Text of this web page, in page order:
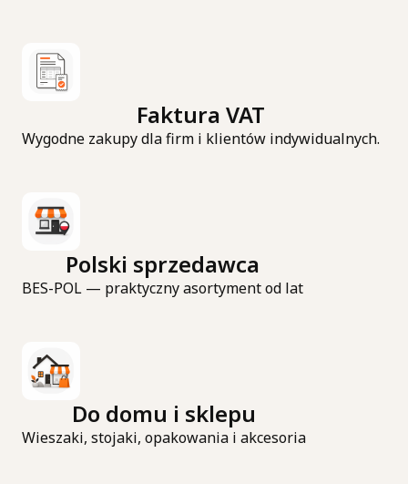
Faktura VAT
Wygodne zakupy dla firm i klientów indywidualnych.
Polski sprzedawca
BES-POL — praktyczny asortyment od lat
Do domu i sklepu
Wieszaki, stojaki, opakowania i akcesoria